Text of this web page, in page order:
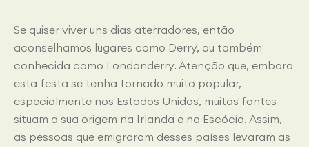
Se quiser viver uns dias aterradores, então
aconselhamos lugares como Derry, ou também
conhecida como Londonderry. Atenção que, embora
esta festa se tenha tornado muito popular,
especialmente nos Estados Unidos, muitas fontes
situam a sua origem na Irlanda e na Escócia. Assim,
as pessoas que emigraram desses países levaram as